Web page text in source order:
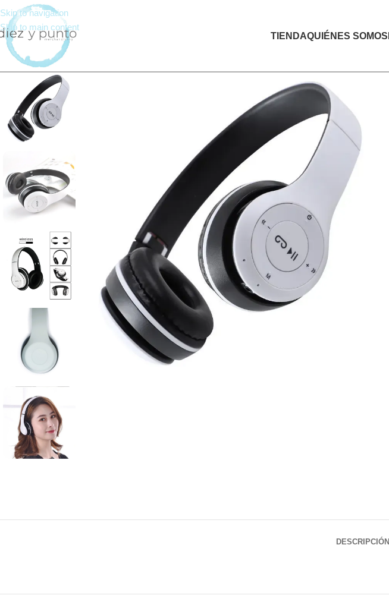
Skip to navigation
Skip to main content
TIENDAQUIÉNES SOMOS
DESCRIPCIÓN